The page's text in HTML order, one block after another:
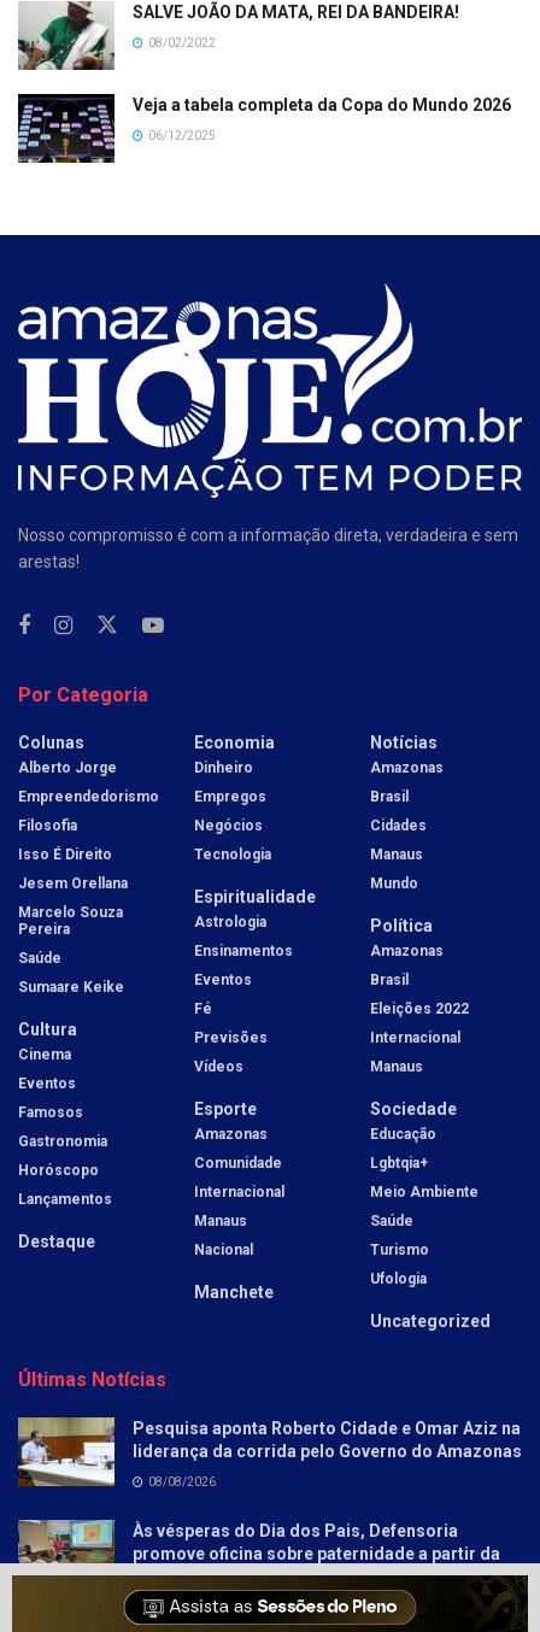
SALVE JOÃO DA MATA, REI DA BANDEIRA!
08/02/2022
Veja a tabela completa da Copa do Mundo 2026
06/12/2025
Nosso compromisso é com a informação direta, verdadeira e sem
arestas!
Por Categoria
Colunas
Alberto Jorge
Empreendedorismo
Filosofia
Isso É Direito
Jesem Orellana
Marcelo Souza
Pereira
Saúde
Sumaare Keike
Cultura
Cinema
Eventos
Famosos
Gastronomia
Horóscopo
Lançamentos
Destaque
Economia
Dinheiro
Empregos
Negócios
Tecnologia
Espiritualidade
Astrologia
Ensinamentos
Eventos
Fé
Previsões
Vídeos
Esporte
Amazonas
Comunidade
Internacional
Manaus
Nacional
Manchete
Notícias
Amazonas
Brasil
Cidades
Manaus
Mundo
Política
Amazonas
Brasil
Eleições 2022
Internacional
Manaus
Sociedade
Educação
Lgbtqia+
Meio Ambiente
Saúde
Turismo
Ufologia
Uncategorized
Últimas Notícias
Pesquisa aponta Roberto Cidade e Omar Aziz na
liderança da corrida pelo Governo do Amazonas
08/08/2026
Às vésperas do Dia dos Pais, Defensoria
promove oficina sobre paternidade a partir da
literatura para socioeducandos
08/08/2026